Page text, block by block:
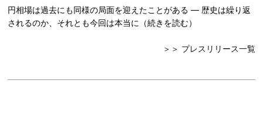
円相場は過去にも同様の局面を迎えたことがある — 歴史は繰り返
されるのか、それとも今回は本当に（続きを読む）
＞＞ プレスリリース一覧